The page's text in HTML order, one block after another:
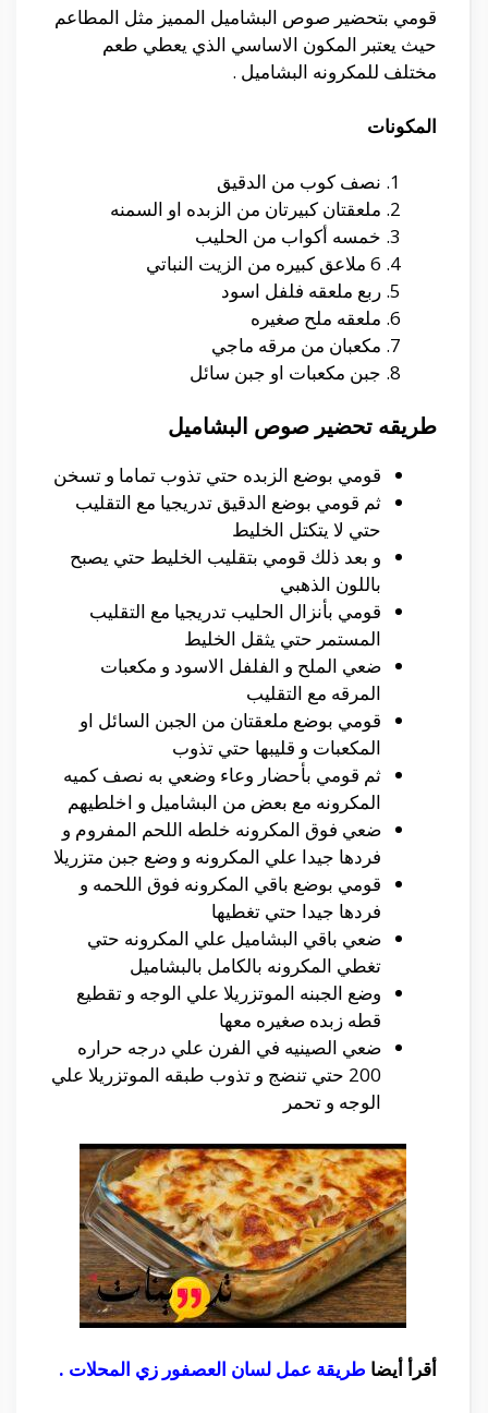
قومي بتحضير صوص البشاميل المميز مثل المطاعم
حيث يعتبر المكون الاساسي الذي يعطي طعم
مختلف للمكرونه البشاميل .
المكونات
نصف كوب من الدقيق
ملعقتان كبيرتان من الزبده او السمنه
خمسه أكواب من الحليب
6 ملاعق كبيره من الزيت النباتي
ربع ملعقه فلفل اسود
ملعقه ملح صغيره
مكعبان من مرقه ماجي
جبن مكعبات او جبن سائل
طريقه تحضير صوص البشاميل
قومي بوضع الزبده حتي تذوب تماما و تسخن
ثم قومي بوضع الدقيق تدريجيا مع التقليب
حتي لا يتكتل الخليط
و بعد ذلك قومي بتقليب الخليط حتي يصبح
باللون الذهبي
قومي بأنزال الحليب تدريجيا مع التقليب
المستمر حتي يثقل الخليط
ضعي الملح و الفلفل الاسود و مكعبات
المرقه مع التقليب
قومي بوضع ملعقتان من الجبن السائل او
المكعبات و قليبها حتي تذوب
ثم قومي بأحضار وعاء وضعي به نصف كميه
المكرونه مع بعض من البشاميل و اخلطيهم
ضعي فوق المكرونه خلطه اللحم المفروم و
فردها جيدا علي المكرونه و وضع جبن متزريلا
قومي بوضع باقي المكرونه فوق اللحمه و
فردها جيدا حتي تغطيها
ضعي باقي البشاميل علي المكرونه حتي
تغطي المكرونه بالكامل بالبشاميل
وضع الجبنه الموتزريلا علي الوجه و تقطيع
قطه زبده صغيره معها
ضعي الصينيه في الفرن علي درجه حراره
200 حتي تنضج و تذوب طبقه الموتزريلا علي
الوجه و تحمر
أقرأ أيضا طريقة عمل لسان العصفور زي المحلات .